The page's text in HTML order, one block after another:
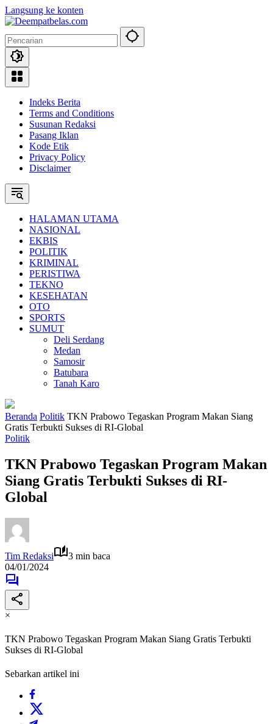
Langsung ke konten
Indeks Berita
Terms and Conditions
Susunan Redaksi
Pasang Iklan
Kode Etik
Privacy Policy
Disclaimer
HALAMAN UTAMA
NASIONAL
EKBIS
POLITIK
KRIMINAL
PERISTIWA
TEKNO
KESEHATAN
OTO
SPORTS
SUMUT
Deli Serdang
Medan
Samosir
Batubara
Tanah Karo
Beranda Politik TKN Prabowo Tegaskan Program Makan Siang
Gratis Terbukti Sukses di RI-Global
Politik
TKN Prabowo Tegaskan Program Makan
Siang Gratis Terbukti Sukses di RI-
Global
Tim Redaksi
3 min baca
04/01/2024
×
TKN Prabowo Tegaskan Program Makan Siang Gratis Terbukti
Sukses di RI-Global
Sebarkan artikel ini